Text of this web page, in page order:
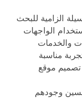
الزامية للبحث
الواجهات
والخدمات
مناسبة
موقع
وجودهم